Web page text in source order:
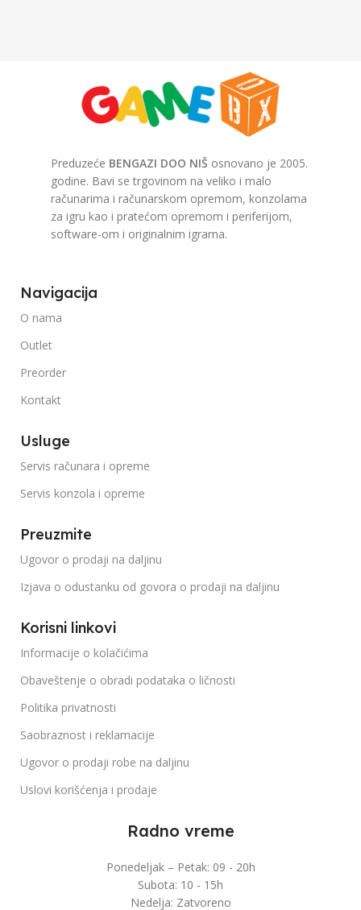
Preduzeće BENGAZI DOO NIŠ osnovano je 2005.
godine. Bavi se trgovinom na veliko i malo
računarima i računarskom opremom, konzolama
za igru kao i pratećom opremom i periferijom,
software-om i originalnim igrama.
Navigacija
O nama
Outlet
Preorder
Kontakt
Usluge
Servis računara i opreme
Servis konzola i opreme
Preuzmite
Ugovor o prodaji na daljinu
Izjava o odustanku od govora o prodaji na daljinu
Korisni linkovi
Informacije o kolačićima
Obaveštenje o obradi podataka o ličnosti
Politika privatnosti
Saobraznost i reklamacije
Ugovor o prodaji robe na daljinu
Uslovi korišćenja i prodaje
Radno vreme
Ponedeljak – Petak: 09 - 20h
Subota: 10 - 15h
Nedelja: Zatvoreno